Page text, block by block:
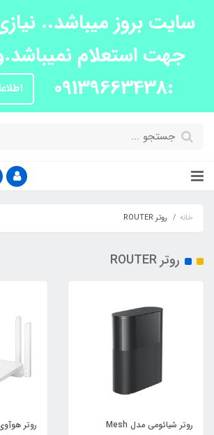
سایت بروز میباشد..
جهت استعلام
:09139663438
خانه روتر ROUTER
روتر ROUTER
روتر شیائومی مدل Mesh